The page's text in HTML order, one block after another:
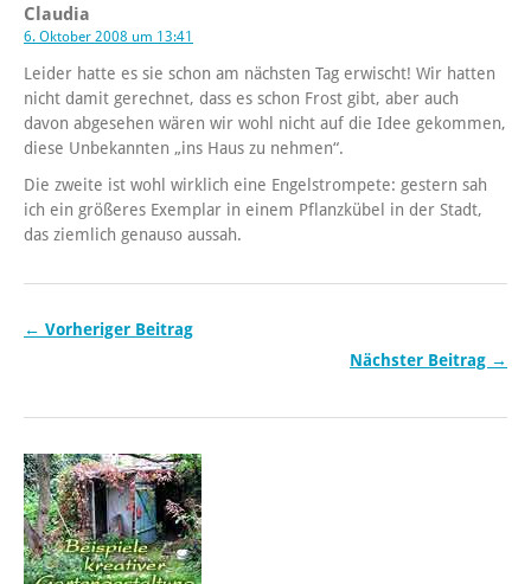
Claudia
6. Oktober 2008 um 13:41
Leider hatte es sie schon am nächsten Tag erwischt! Wir hatten
nicht damit gerechnet, dass es schon Frost gibt, aber auch
davon abgesehen wären wir wohl nicht auf die Idee gekommen,
diese Unbekannten „ins Haus zu nehmen“.
Die zweite ist wohl wirklich eine Engelstrompete: gestern sah
ich ein größeres Exemplar in einem Pflanzkübel in der Stadt,
das ziemlich genauso aussah.
← Vorheriger Beitrag
Nächster Beitrag →